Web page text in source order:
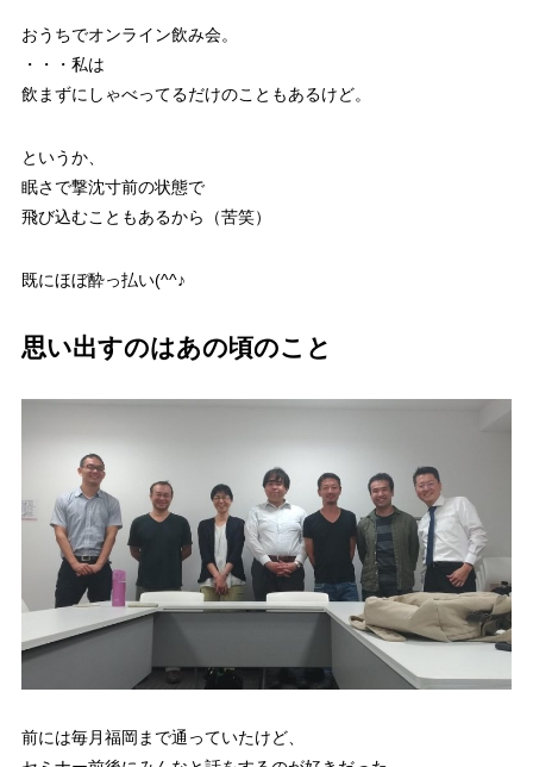
おうちでオンライン飲み会。
・・・私は
飲まずにしゃべってるだけのこともあるけど。
というか、
眠さで撃沈寸前の状態で
飛び込むこともあるから（苦笑）
既にほぼ酔っ払い(^^♪
思い出すのはあの頃のこと
前には毎月福岡まで通っていたけど、